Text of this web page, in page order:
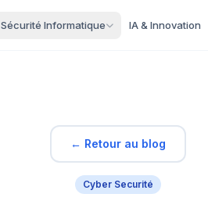
Sécurité Informatique IA & Innovation
← Retour au blog
Cyber Securité